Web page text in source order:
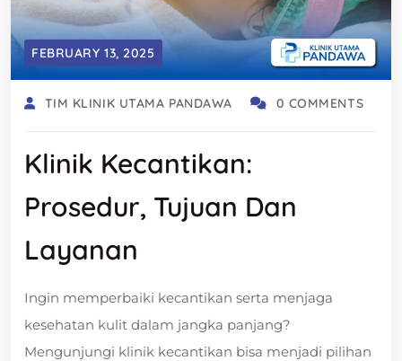
FEBRUARY 13, 2025
TIM KLINIK UTAMA PANDAWA 0 COMMENTS
Klinik Kecantikan:
Prosedur, Tujuan Dan
Layanan
Ingin memperbaiki kecantikan serta menjaga
kesehatan kulit dalam jangka panjang?
Mengunjungi klinik kecantikan bisa menjadi pilihan